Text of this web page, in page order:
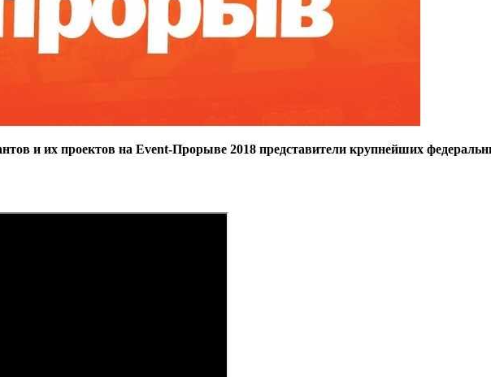
и их проектов на Event-Прорыве 2018 представители крупнейших